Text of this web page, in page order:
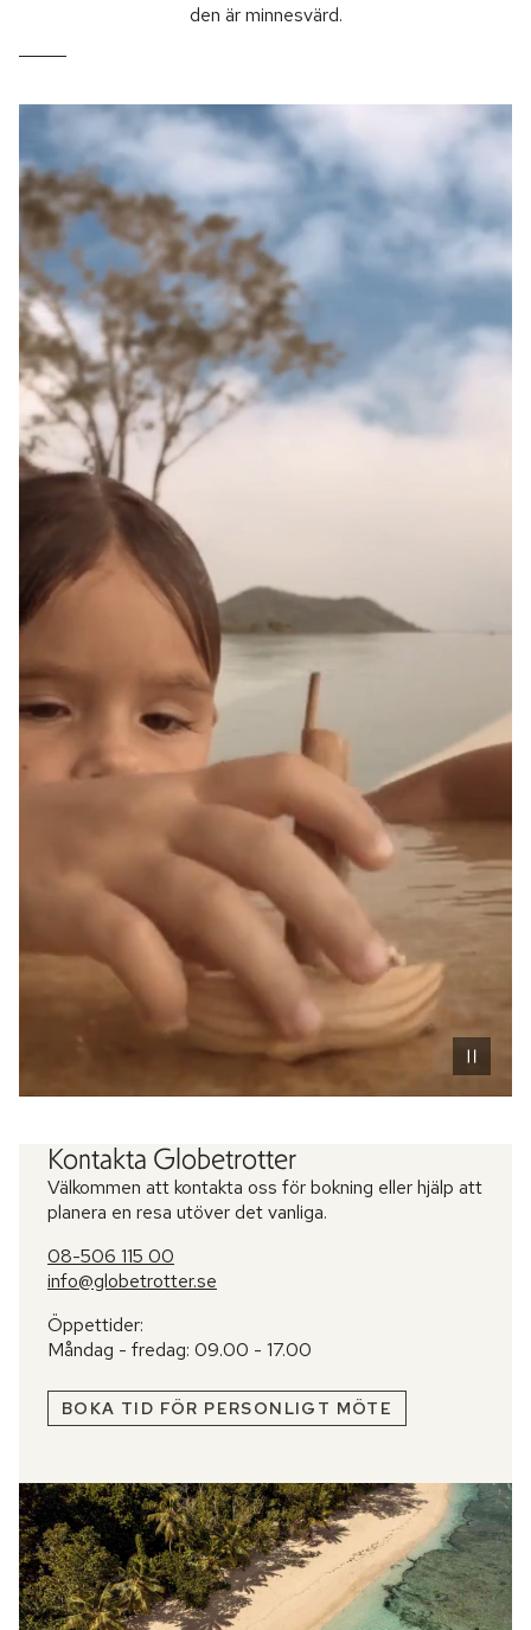
den är minnesvärd.
Kontakta Globetrotter
Välkommen att kontakta oss för bokning eller hjälp att
planera en resa utöver det vanliga.
08-506 115 00
info@globetrotter.se
Öppettider:
Måndag - fredag: 09.00 - 17.00
BOKA TID FÖR PERSONLIGT MÖTE